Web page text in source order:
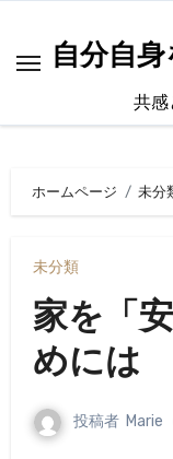
自分自
共感
ホームページ 未分
未分類
家を「
めには
投稿者 Marie